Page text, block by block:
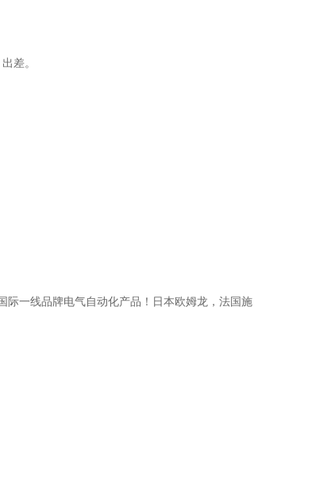
差。
际一线品牌电气自动化产品！日本欧姆龙，法国施